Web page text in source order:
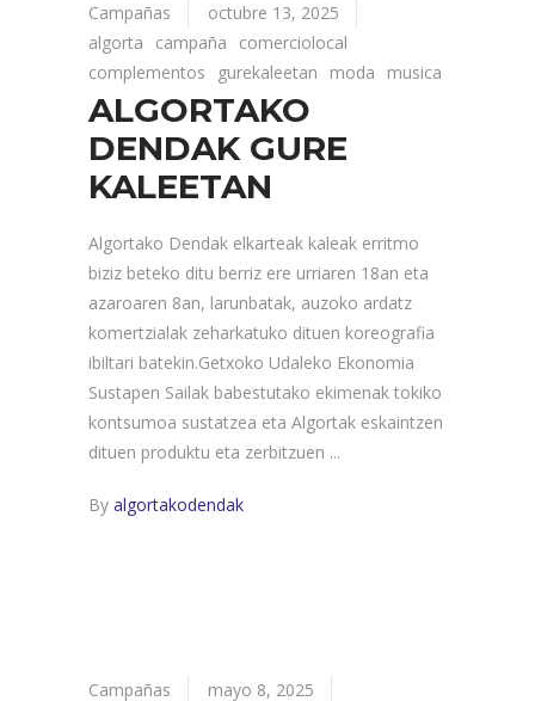
Campañas
octubre 13, 2025
algorta
campaña
comerciolocal
complementos
gurekaleetan moda musica
ALGORTAKO
DENDAK GURE
KALEETAN
Algortako Dendak elkarteak kaleak erritmo
biziz beteko ditu berriz ere urriaren 18an eta
azaroaren 8an, larunbatak, auzoko ardatz
komertzialak zeharkatuko dituen koreografia
ibiltari batekin.Getxoko Udaleko Ekonomia
Sustapen Sailak babestutako ekimenak tokiko
kontsumoa sustatzea eta Algortak eskaintzen
dituen produktu eta zerbitzuen
By algortakodendak
Campañas mayo 8, 2025